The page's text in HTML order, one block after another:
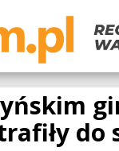
do